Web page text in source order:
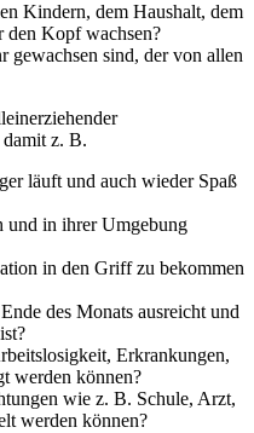
Kindern, dem Haushalt, dem
den Kopf wachsen?
gewachsen sind, der von allen
z. B.
läuft und auch wieder Spaß
und in ihrer Umgebung
in den Griff zu bekommen
des Monats ausreicht und
Erkrankungen,
werden können?
wie z. B. Schule, Arzt,
werden können?